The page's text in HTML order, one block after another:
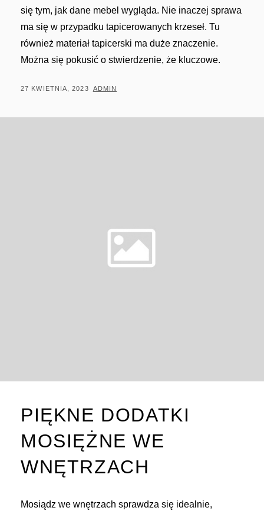
się tym, jak dane mebel wygląda. Nie inaczej sprawa
ma się w przypadku tapicerowanych krzeseł. Tu
również materiał tapicerski ma duże znaczenie.
Można się pokusić o stwierdzenie, że kluczowe.
POSTED
27 KWIETNIA, 2023 BY
ADMIN
PIĘKNE DODATKI
MOSIĘŻNE WE
WNĘTRZACH
Mosiądz we wnętrzach sprawdza się idealnie,